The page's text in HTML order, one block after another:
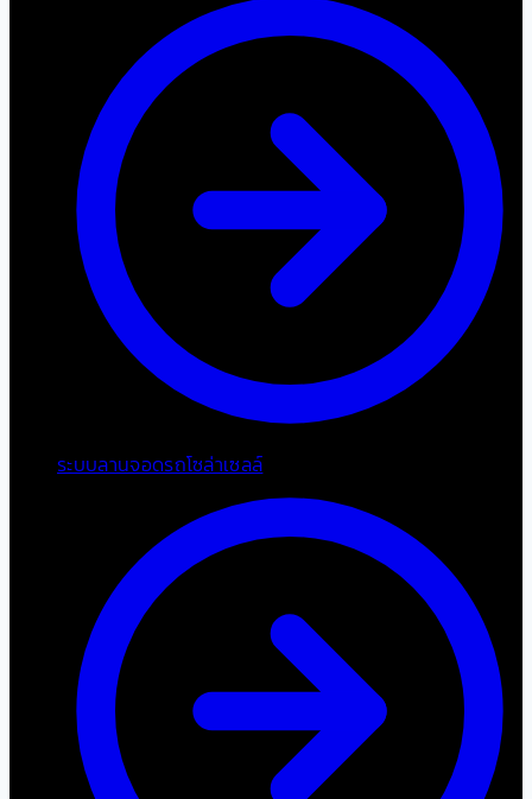
ระบบลานจอดรถโซล่าเซลล์